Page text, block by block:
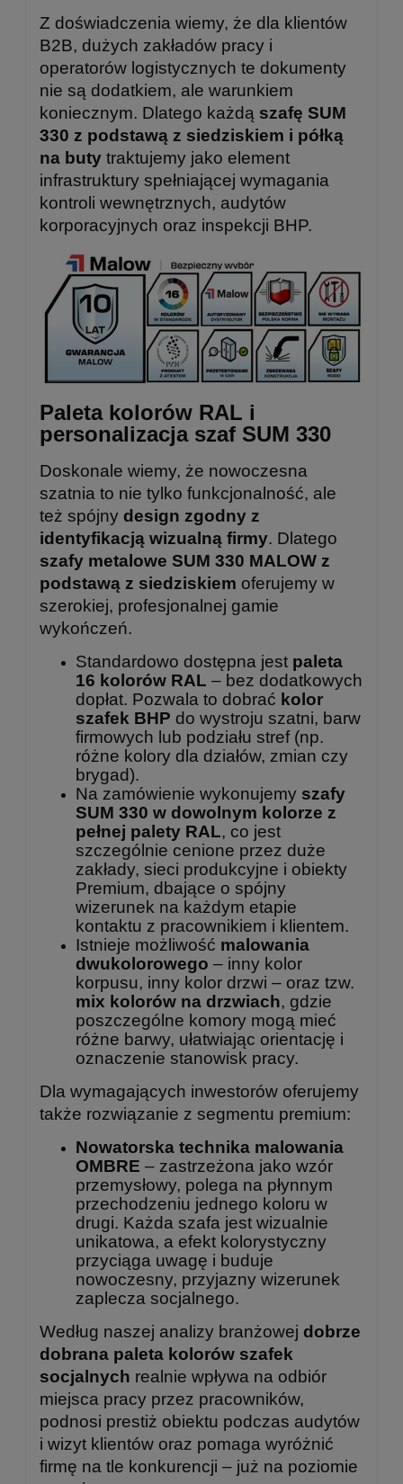
Z doświadczenia wiemy, że dla klientów
B2B, dużych zakładów pracy i
operatorów logistycznych te dokumenty
nie są dodatkiem, ale warunkiem
koniecznym. Dlatego każdą szafę SUM
330 z podstawą z siedziskiem i półką
na buty traktujemy jako element
infrastruktury spełniającej wymagania
kontroli wewnętrznych, audytów
korporacyjnych oraz inspekcji BHP.
Paleta kolorów RAL i
personalizacja szaf SUM 330
Doskonale wiemy, że nowoczesna
szatnia to nie tylko funkcjonalność, ale
też spójny design zgodny z
identyfikacją wizualną firmy. Dlatego
szafy metalowe SUM 330 MALOW z
podstawą z siedziskiem oferujemy w
szerokiej, profesjonalnej gamie
wykończeń.
Standardowo dostępna jest paleta
16 kolorów RAL – bez dodatkowych
dopłat. Pozwala to dobrać kolor
szafek BHP do wystroju szatni, barw
firmowych lub podziału stref (np.
różne kolory dla działów, zmian czy
brygad).
Na zamówienie wykonujemy szafy
SUM 330 w dowolnym kolorze z
pełnej palety RAL, co jest
szczególnie cenione przez duże
zakłady, sieci produkcyjne i obiekty
Premium, dbające o spójny
wizerunek na każdym etapie
kontaktu z pracownikiem i klientem.
Istnieje możliwość malowania
dwukolorowego – inny kolor
korpusu, inny kolor drzwi – oraz tzw.
mix kolorów na drzwiach, gdzie
poszczególne komory mogą mieć
różne barwy, ułatwiając orientację i
oznaczenie stanowisk pracy.
Dla wymagających inwestorów oferujemy
także rozwiązanie z segmentu premium:
Nowatorska technika malowania
OMBRE – zastrzeżona jako wzór
przemysłowy, polega na płynnym
przechodzeniu jednego koloru w
drugi. Każda szafa jest wizualnie
unikatowa, a efekt kolorystyczny
przyciąga uwagę i buduje
nowoczesny, przyjazny wizerunek
zaplecza socjalnego.
Według naszej analizy branżowej dobrze
dobrana paleta kolorów szafek
socjalnych realnie wpływa na odbiór
miejsca pracy przez pracowników,
podnosi prestiż obiektu podczas audytów
i wizyt klientów oraz pomaga wyróżnić
firmę na tle konkurencji – już na poziomie